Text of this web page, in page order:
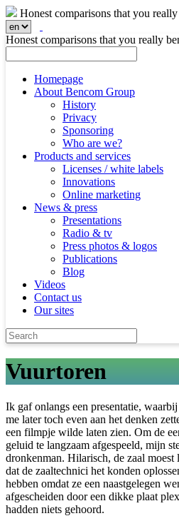
Honest comparisons that you
Honest comparisons that you really
Homepage
About Bencom Group
History
Privacy
Sponsoring
Who are we?
Products and services
Licenses / white labels
Innovations
Online marketing
News & press
Presentations
Radio & tv
Press photos & logos
Publications
Blog
Videos
Contact us
Our sites
Vuurtoren
Ik gaf onlangs een presentatie,
me later toch even aan het denken
een filmpje wilde laten zien. Om de
geluid te langzaam afgespeeld, mijn
dronkenman. Hilarisch, de zaal moest
dat de zaaltechnici het konden
hebben omdat ze een naastgelegen
afgescheiden door een dikke plaat
hadden niets gehoord.